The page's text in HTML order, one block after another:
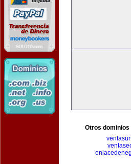
Otros dominios